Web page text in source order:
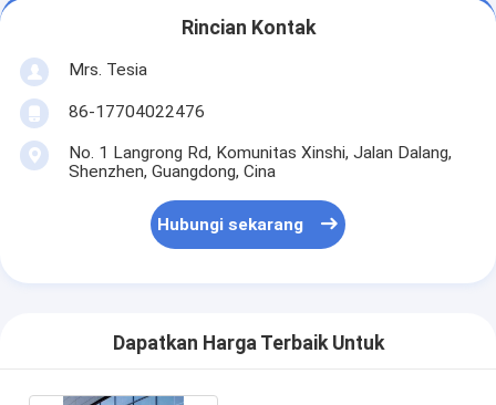
Rincian Kontak
Mrs. Tesia
86-17704022476
No. 1 Langrong Rd, Komunitas Xinshi, Jalan Dalang,
Shenzhen, Guangdong, Cina
Hubungi sekarang
Dapatkan Harga Terbaik Untuk